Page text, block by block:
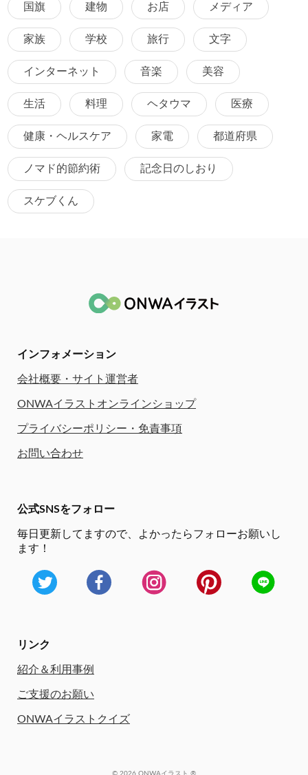
国旗 建物 お店 メディア
家族 学校 旅行 文字
インターネット 音楽 美容
生活 料理 ヘタウマ 医療
健康・ヘルスケア 家電 都道府県
ノマド的節約術 記念日のしおり
スケブくん
インフォメーション
会社概要・サイト運営者
ONWAイラストオンラインショップ
プライバシーポリシー・免責事項
お問い合わせ
公式SNSをフォロー
毎日更新してますので、
よかったらフォローお願いし
ます！
リンク
紹介＆利用事例
ご支援のお願い
ONWAイラストクイズ